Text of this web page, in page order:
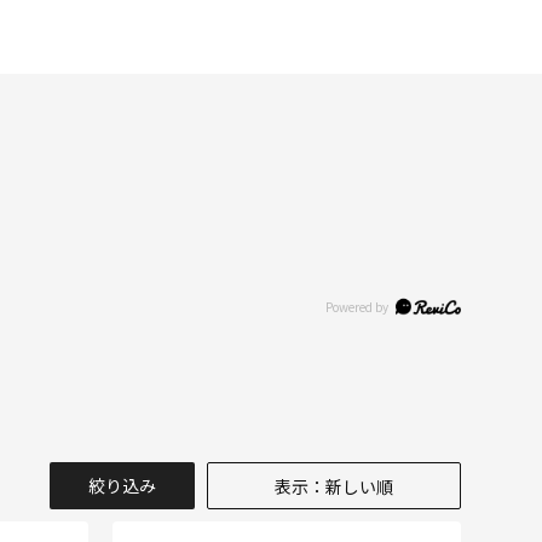
絞り込み 表示：新しい順